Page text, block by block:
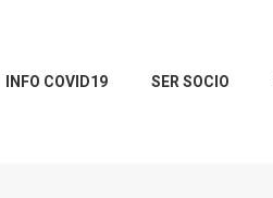
INFO COVID19 SER SOCIO